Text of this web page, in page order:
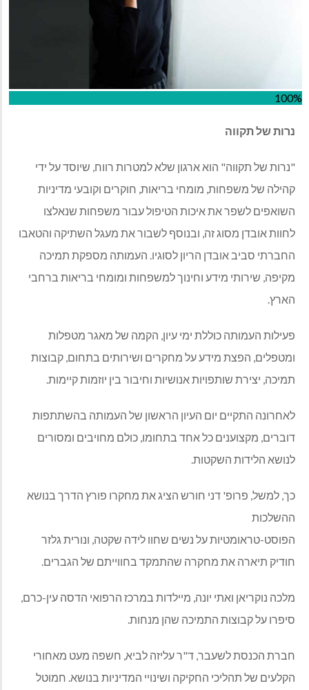
100%
נרות של תקווה
"נרות של תקווה" הוא ארגון שלא למטרות רווח, שיוסד על ידי
קהילה של משפחות, מומחי בריאות, חוקרים וקובעי מדיניות
השואפים לשפר את איכות הטיפול עבור משפחות שנאלצו
לחוות אובדן מסוג זה, ובנוסף לשבור את מעגל השתיקה והטאבו
החברתי סביב אובדן הריון לסוגיו. העמותה מספקת תמיכה
מקיפה, שירותי מידע וחינוך למשפחות ומומחי בריאות ברחבי
הארץ.
פעילות העמותה כוללת ימי עיון, הקמה של מאגר מטפלות
ומטפלים, הפצת מידע על מחקרים ושירותים בתחום, קבוצות
תמיכה, יצירת שותפויות אנושיות וחיבור בין יוזמות קיימות.
לאחרונה התקיים יום העיון הראשון של העמותה בהשתתפות
דוברים, מקצוענים כל אחד בתחומו, כולם מחויבים ומסורים
לנושא הלידות השקטות.
כך, למשל, פרופ' דני חורש הציג את מחקרו פורץ הדרך בנושא
ההשלכות
הפוסט-טראומטיות על נשים שחוו לידה שקטה, ונורית גלזר
חודיק תיארה את מחקרה שהתמקד בחווייתם של הגברים.
מלכה נוקריאן ואתי יונה, מיילדות במרכז הרפואי הדסה עין-כרם,
סיפרו על קבוצות התמיכה שהן מנחות.
חברת הכנסת לשעבר, ד"ר עליזה לביא, חשפה מעט מאחורי
הקלעים של תהליכי החקיקה ושינויי המדיניות בנושא. חמוטל